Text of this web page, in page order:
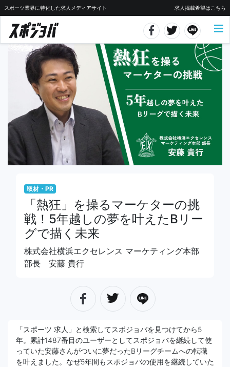
スポーツ業界に特化した求人メディアサイト 求人掲載希望はこちら
取材・PR
「熱狂」を操るマーケターの挑
戦！5年越しの夢を叶えたBリー
グで描く未来
株式会社横浜エクセレンス マーケティング本部
部長 安藤 貴行
「スポーツ 求人」と検索してスポジョバを見つけてから5
年。累計1487番目のユーザーとしてスポジョバを継続して使
っていた安藤さんがついに夢だったBリーグチームへの転職
を叶えました。なぜ5年間もスポジョバの使用を継続していた